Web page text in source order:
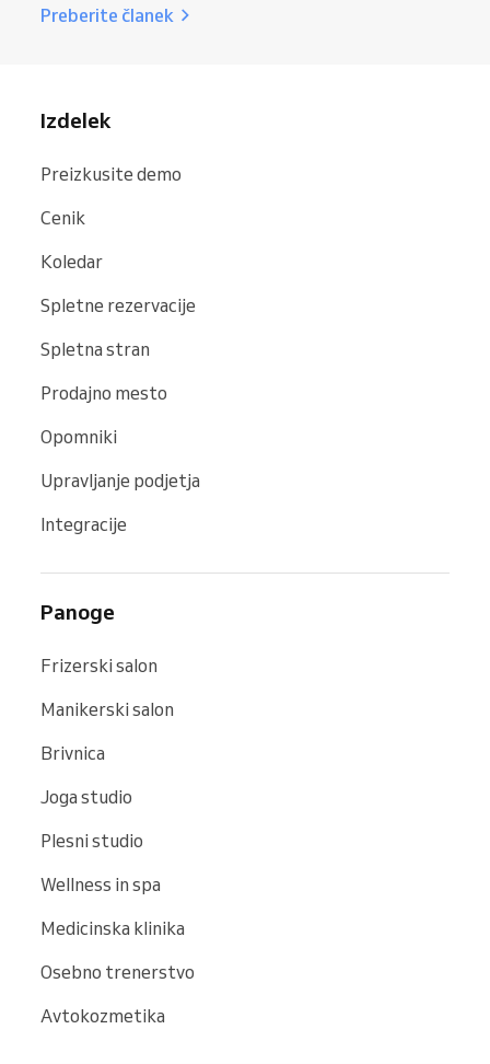
Preberite članek
Izdelek
Preizkusite demo
Cenik
Koledar
Spletne rezervacije
Spletna stran
Prodajno mesto
Opomniki
Upravljanje podjetja
Integracije
Panoge
Frizerski salon
Manikerski salon
Brivnica
Joga studio
Plesni studio
Wellness in spa
Medicinska klinika
Osebno trenerstvo
Avtokozmetika